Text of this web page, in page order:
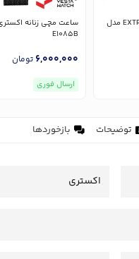
ساعت مچی زنانه اکستری EXTRI مدل
E1085B
6,000,000 تومان
ارسال فوری
توضیحات بازخوردها
اکستری